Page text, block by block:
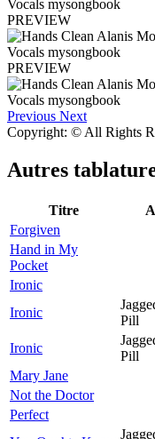
PREVIEW
PREVIEW
Previous Next
Copyright: © All Rights
Autres
Titre
Forgiven
Hand in My
Pocket
Ironic
Ironic
Pill
Ironic
Pill
Mary Jane
Not the Doctor
Perfect